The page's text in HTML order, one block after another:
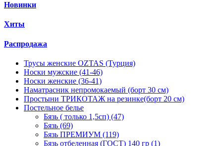
Новинки
Хиты
Распродажа
Трусы женские OZTAS (Турция)
Носки мужские (41-46)
Носки женские (36-41)
Наматрасник непромокаемый (борт 30 см)
Простыни ТРИКОТАЖ на резинке(борт 20 см)
Постельное белье
Бязь ( только 1,5сп) (47)
Бязь (69)
Бязь ПРЕМИУМ (119)
Бязь отбеленная (ГОСТ) 140 гр (1)